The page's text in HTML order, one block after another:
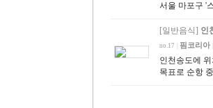
서울 마포구 '
[일반음식] 인
no.17 핌코리아
인천송도에
목표로 순항